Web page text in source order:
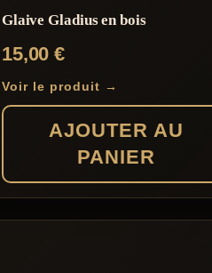
Glaive Gladius en bois
15,00€
Voir le produit →
AJOUTER AU
PANIER